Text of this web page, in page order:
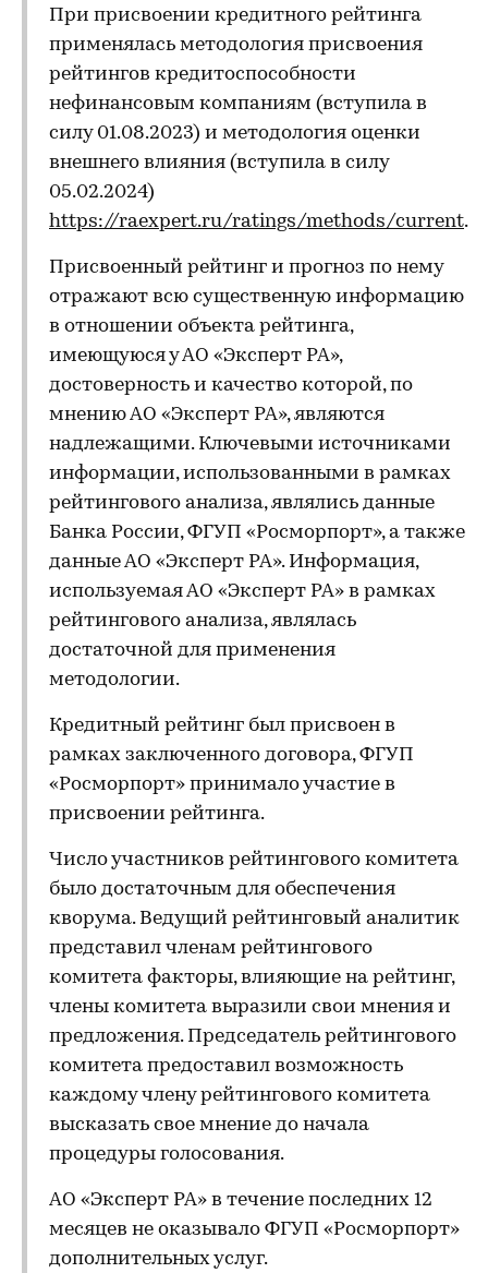
При присвоении кредитного рейтинга
применялась методология присвоения
рейтингов кредитоспособности
нефинансовым компаниям (вступила в
силу 01.08.2023) и методология оценки
внешнего влияния (вступила в силу
05.02.2024)
https://raexpert.ru/ratings/methods/current.
Присвоенный рейтинг и прогноз по нему
отражают всю существенную информацию
в отношении объекта рейтинга,
имеющуюся у АО «Эксперт РА»,
достоверность и качество которой, по
мнению АО «Эксперт РА», являются
надлежащими. Ключевыми источниками
информации, использованными в рамках
рейтингового анализа, являлись данные
Банка России, ФГУП «Росморпорт», а также
данные АО «Эксперт РА». Информация,
используемая АО «Эксперт РА» в рамках
рейтингового анализа, являлась
достаточной для применения
методологии.
Кредитный рейтинг был присвоен в
рамках заключенного договора, ФГУП
«Росморпорт» принимало участие в
присвоении рейтинга.
Число участников рейтингового комитета
было достаточным для обеспечения
кворума. Ведущий рейтинговый аналитик
представил членам рейтингового
комитета факторы, влияющие на рейтинг,
члены комитета выразили свои мнения и
предложения. Председатель рейтингового
комитета предоставил возможность
каждому члену рейтингового комитета
высказать свое мнение до начала
процедуры голосования.
АО «Эксперт РА» в течение последних 12
месяцев не оказывало ФГУП «Росморпорт»
дополнительных услуг.